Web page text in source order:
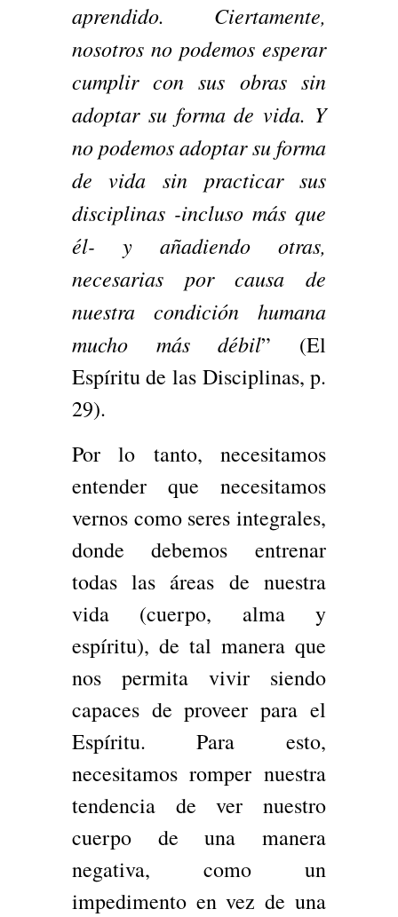
aprendido. Ciertamente,
nosotros no podemos esperar
cumplir con sus obras sin
adoptar su forma de vida. Y
no podemos adoptar su forma
de vida sin practicar sus
disciplinas -incluso más que
él- y añadiendo otras,
necesarias por causa de
nuestra condición humana
mucho más débil” (El
Espíritu de las Disciplinas, p.
29).
Por lo tanto, necesitamos
entender que necesitamos
vernos como seres integrales,
donde debemos entrenar
todas las áreas de nuestra
vida (cuerpo, alma y
espíritu), de tal manera que
nos permita vivir siendo
capaces de proveer para el
Espíritu. Para esto,
necesitamos romper nuestra
tendencia de ver nuestro
cuerpo de una manera
negativa, como un
impedimento en vez de una